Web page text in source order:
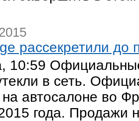
рассекретили до
10:59
в сеть.
на автосалоне во
года. Продажи